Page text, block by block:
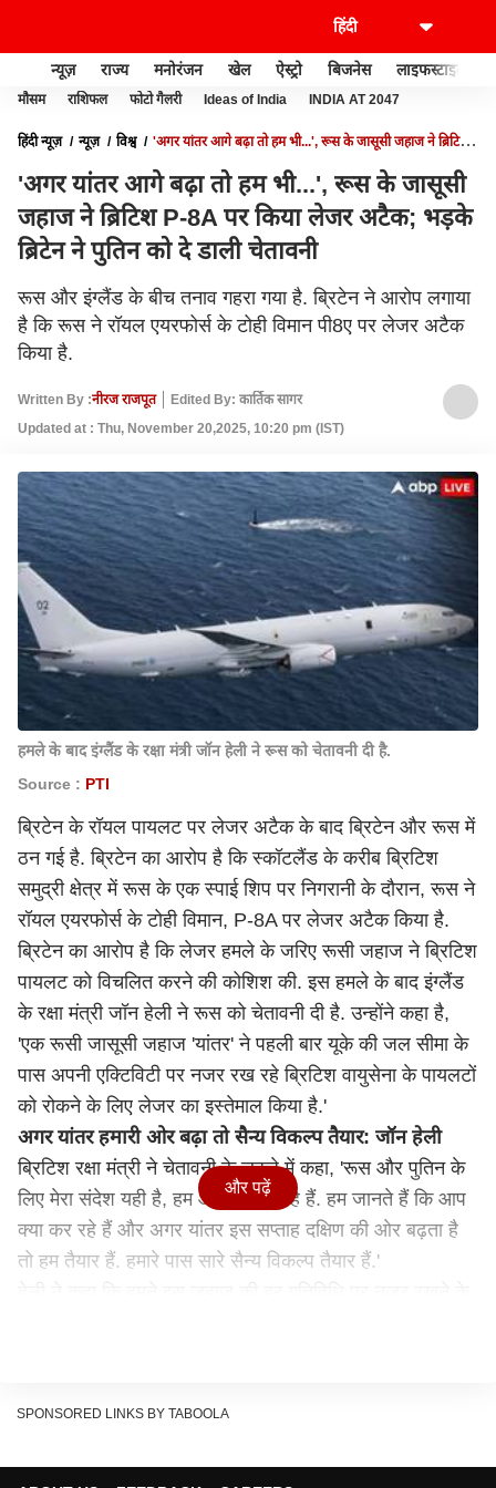
न्यूज़ राज्य मनोरंजन खेल ऐस्ट्रो बिजनेस लाइफस्टाइल
मौसम राशिफल फोटो गैलरी Ideas of India INDIA AT 2047
हिंदी न्यूज़ न्यूज़ विश्व
'अगर यांतर आगे बढ़ा तो हम भी...', रूस के जासूसी जहाज ने ब्रिटिश
'अगर यांतर आगे बढ़ा तो हम भी...', रूस के जासूसी
जहाज ने ब्रिटिश P-8A पर किया लेजर अटैक; भड़के
ब्रिटेन ने पुतिन को दे डाली चेतावनी
रूस और इंग्लैंड के बीच तनाव गहरा गया है. ब्रिटेन ने आरोप लगाया
है कि रूस ने रॉयल एयरफोर्स के टोही विमान पी8ए पर लेजर अटैक
किया है.
Written By :नीरज राजपूत
Edited By: कार्तिक सागर
Updated at : Thu, November 20,2025, 10:20 pm (IST)
हमले के बाद इंग्लैंड के रक्षा मंत्री जॉन हेली ने रूस को चेतावनी दी है.
Source : PTI
ब्रिटेन के रॉयल पायलट पर लेजर अटैक के बाद ब्रिटेन और रूस में
ठन गई है. ब्रिटेन का आरोप है कि स्कॉटलैंड के करीब ब्रिटिश
समुद्री क्षेत्र में रूस के एक स्पाई शिप पर निगरानी के दौरान, रूस ने
रॉयल एयरफोर्स के टोही विमान, P-8A पर लेजर अटैक किया है.
ब्रिटेन का आरोप है कि लेजर हमले के जरिए रूसी जहाज ने ब्रिटिश
पायलट को विचलित करने की कोशिश की. इस हमले के बाद इंग्लैंड
के रक्षा मंत्री जॉन हेली ने रूस को चेतावनी दी है. उन्होंने कहा है,
'एक रूसी जासूसी जहाज 'यांतर' ने पहली बार यूके की जल सीमा के
पास अपनी एक्टिविटी पर नजर रख रहे ब्रिटिश वायुसेना के पायलटों
को रोकने के लिए लेजर का इस्तेमाल किया है.'
अगर यांतर हमारी ओर बढ़ा तो सैन्य विकल्प तैयार: जॉन हेली
ब्रिटिश रक्षा मंत्री ने चेतावनी के लहजे में कहा, 'रूस और पुतिन के
लिए मेरा संदेश यही है, हम आपको देख रहे हैं. हम जानते हैं कि आप
क्या कर रहे हैं और अगर यांतर इस सप्ताह दक्षिण की ओर बढ़ता है
तो हम तैयार हैं. हमारे पास सारे सैन्य विकल्प तैयार हैं.'
जहाज, यांतर, ब्रिटेन के जलक्षेत्र में तैनात किया गया है.
और पढ़ें
SPONSORED LINKS BY TABOOLA